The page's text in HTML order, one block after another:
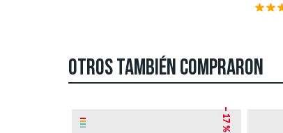
OTROS TAMBIÉN COMPRARON
– 17 %